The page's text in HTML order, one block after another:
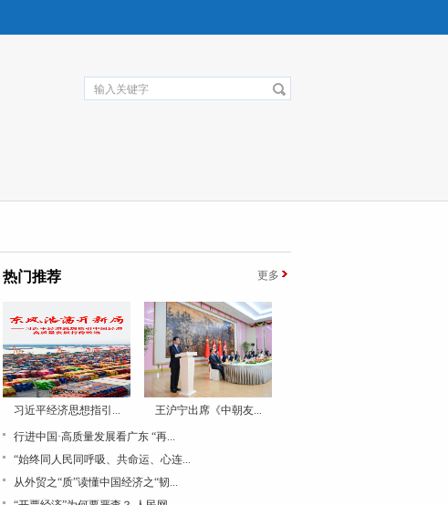
热门推荐 更多
习近平经济思想指引... 王沪宁出席《中朝友...
行进中国·高质量发展看广东 “再...
“始终同人民同呼吸、共命运、心连...
从外贸之“质”读懂中国经济之“韧...